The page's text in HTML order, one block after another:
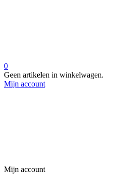
0
Geen artikelen in winkelwagen.
Mijn account
Mijn account